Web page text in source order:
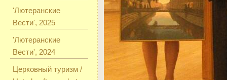
'Лютеранские
Вести', 2025
'Лютеранские
Вести', 2024
Церковный туризм /